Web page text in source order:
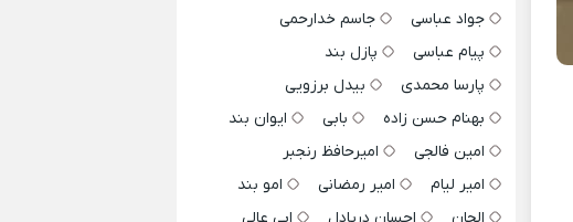
جواد عباسی
جاسم خدارحمی
پیام عباسی
پازل بند
پارسا محمدی
بیدل برزویی
بهنام حسن زاده
بابی
ایوان بند
امین فالجی
امیرحافظ رنجبر
امیر لیام
امیر رمضانی
امو بند
الجان
احسان دریادل
ابی عالی